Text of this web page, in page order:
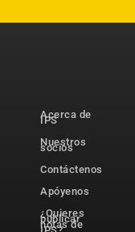
Acerca de
IPS
Nuestros
socios
Contáctenos
Apóyenos
¿Quieres
publicar
notas de
IPS?